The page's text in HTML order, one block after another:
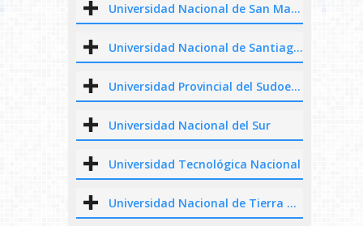
Universidad Nacional de San Martín
Universidad Nacional de Santiago del Estero
Universidad Provincial del Sudoeste
Universidad Nacional del Sur
Universidad Tecnológica Nacional
Universidad Nacional de Tierra del Fuego